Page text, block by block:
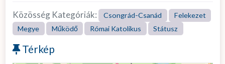
Közösség Kategóriák: Csongrád-Csanád
Felekezet
Megye
Működő Római Katolikus Státusz
Térkép